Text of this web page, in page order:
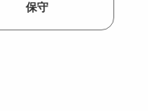
保守